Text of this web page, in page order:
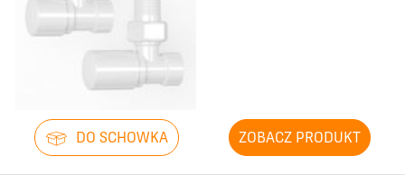
DO SCHOWKA ZOBACZ PRODUKT